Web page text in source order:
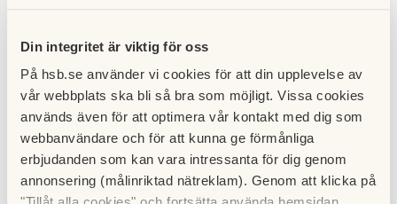
Din integritet är viktig för oss
På hsb.se använder vi cookies för att din upplevelse av
vår webbplats ska bli så bra som möjligt. Vissa cookies
används även för att optimera vår kontakt med dig som
webbanvändare och för att kunna ge förmånliga
erbjudanden som kan vara intressanta för dig genom
annonsering (målinriktad nätreklam). Genom att klicka på
av lag och dessa stadgar. Om bostadsrättsföreningen tecknat en
motsvarande försäkring till förmån för bostadsrättshavaren svarar
bostadsrättshavaren i förekommande fall för självrisk och
Bostadsrättshavaren ska följa de anvisningar som
bostadsrättsföreningen lämnar beträffande installationer avseende
avlopp, värme, gas, el, vatten, ventilation och anordning för